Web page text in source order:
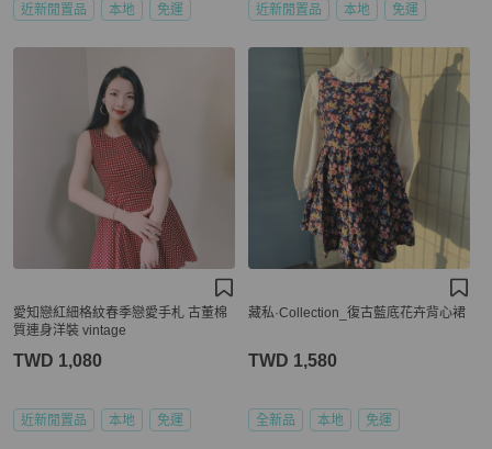
近新閒置品 本地 免運 近新閒置品 本地 免運
愛知戀紅細格紋春季戀愛手札 古董棉
質連身洋裝 vintage
TWD 1,080
近新閒置品 本地 免運
藏私·Collection_復古藍底花卉背心裙
TWD 1,580
全新品 本地 免運